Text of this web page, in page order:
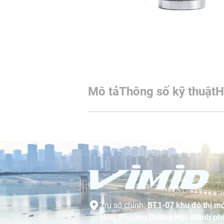
Mô tảThông số kỹ thuật
Trụ sở chính:BT1-07 khu đô thị
Hữu, Phường Dương Nội, thành